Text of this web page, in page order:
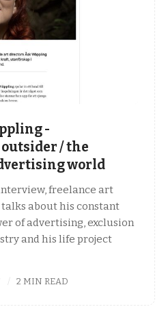
-
/ the
world
freelance art
about his constant
of advertising, exclusion
and his life project
2 MIN READ